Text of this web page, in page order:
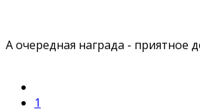
А очередная награда - приятное
1